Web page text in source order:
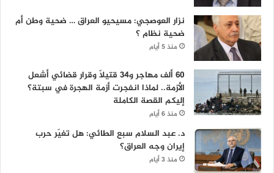
نزار العوصجي: مسيحيو العراق … ضحية وطن أم
ضحية نظام ؟
منذ 5 أيام
60 ألف مهاجر و34 قتيلاً وقرار قضائي أشعل
الأزمة.. لماذا انفجرت أزمة الهجرة في سبتة؟
إليكم القصة الكاملة
منذ 6 أيام
د. عبد السلام سبع الطائي: هل تغيّر حرب
إيران وجه العراق؟
منذ 3 أيام